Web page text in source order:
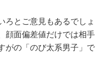
ろとご意見もあるでしょ
顔面偏差値だけでは相手
がの「のび太系男子」で